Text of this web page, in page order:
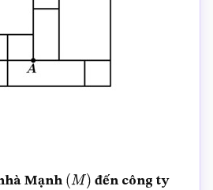
Mạnh (M ) đến công ty